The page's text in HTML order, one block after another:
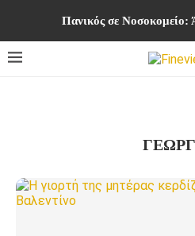
Πανικός σε Νοσοκομείο: